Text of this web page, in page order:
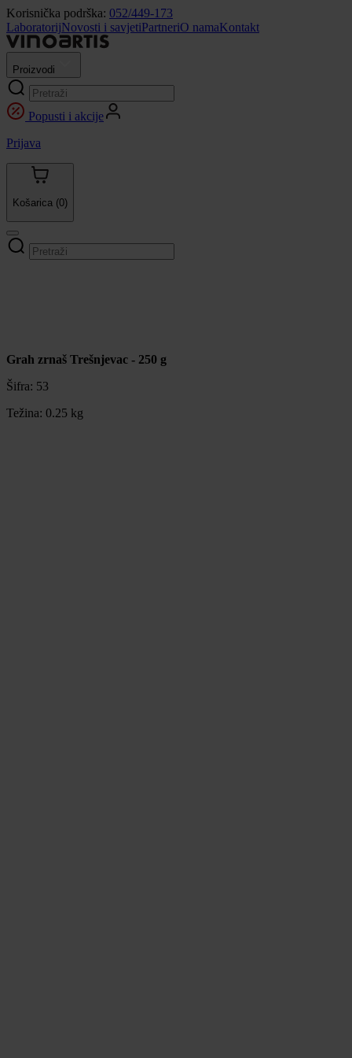
Korisnička podrška: 052/449-173
LaboratorijNovosti i savjetiPartneriO namaKontakt
Proizvodi
Popusti i akcije
Prijava
Košarica (0)
Grah zrnaš Trešnjevac - 250 g
Šifra: 53
Težina: 0.25 kg